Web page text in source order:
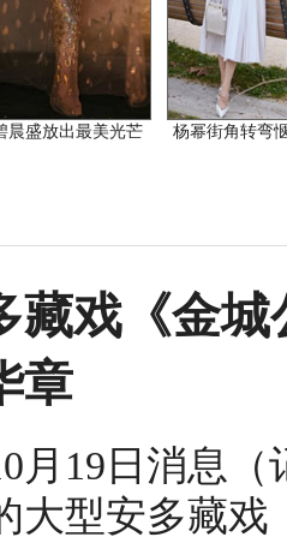
晨盛放出最美光芒 杨幂街角转弯
藏戏《金
章
月19日消息
大型安多藏戏